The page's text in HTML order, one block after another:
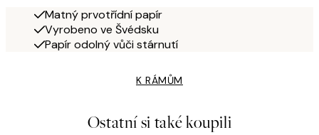
Matný prvotřídní papír
Vyrobeno ve Švédsku
Papír odolný vůči stárnutí
K RÁMŮM
Ostatní si také koupili